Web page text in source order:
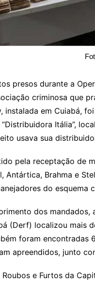
presos durante a
criminosa que
instalada em Cuiabá,
Itália”,
usava sua
pela receptação de
Antártica, Brahma e
do esquema
dos mandados,
(Derf) localizou mais
foram
apreendidos, junto
e Furtos da